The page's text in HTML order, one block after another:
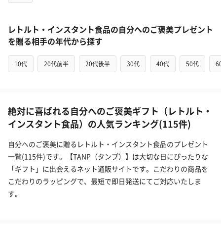
レトルト・インスタント食品の自分へのご褒美プレゼント
を贈る相手の年代から探す
10代 20代前半 20代後半 30代 40代 50代
絶対に喜ばれる自分へのご褒美ギフト（レトルト・
インスタント食品）の人気ランキング(115件)
自分へのご褒美に贈るレトルト・インスタント食品のプレゼント
一覧(115件)です。【TANP（タンプ）】は大切な日にぴったりな
「ギフト」に出会えるネット通販サイトです。こだわりの商品を
こだわりのラッピングで、最短で即日発送にてご対応いたしま
す。